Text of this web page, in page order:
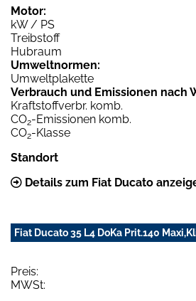
Motor:
kW / PS
Treibstoff
Hubraum
Umweltnormen:
Umweltplakette
Verbrauch und Emissionen nach
Kraftstoffverbr. komb.
CO2-Emissionen komb.
CO2-Klasse
Standort
Details zum Fiat Ducato
Fiat Ducato 35 L4 DoKa Prit.140
Preis:
MWSt: